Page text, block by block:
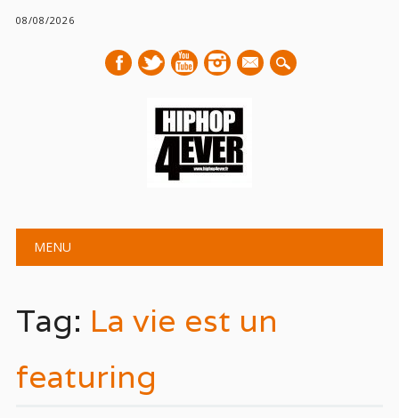
08/08/2026
mail
Main menu
MENU
Tag: La vie est un
featuring